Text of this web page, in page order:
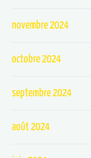
novembre 2024
octobre 2024
septembre 2024
août 2024